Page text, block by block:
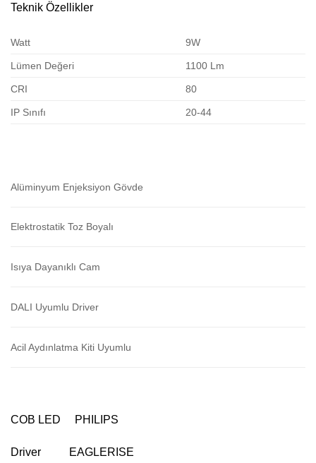
Teknik Özellikler
Watt 9W
Lümen Değeri 1100 Lm
CRI 80
IP Sınıfı 20-44
Alüminyum Enjeksiyon Gövde
Elektrostatik Toz Boyalı
Isıya Dayanıklı Cam
DALI Uyumlu Driver
Acil Aydınlatma Kiti Uyumlu
COB LED PHILIPS
Driver EAGLERISE